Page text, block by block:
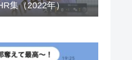
集（2022年）